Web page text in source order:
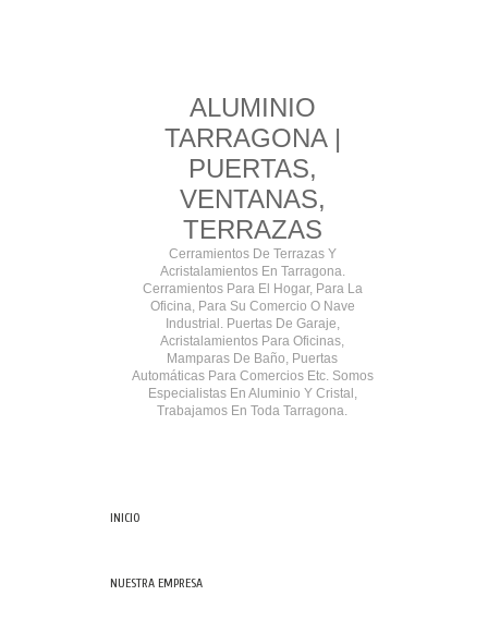
ALUMINIO
TARRAGONA |
PUERTAS,
VENTANAS,
TERRAZAS
Cerramientos De Terrazas Y
Acristalamientos En Tarragona.
Cerramientos Para El Hogar, Para La
Oficina, Para Su Comercio O Nave
Industrial. Puertas De Garaje,
Acristalamientos Para Oficinas,
Mamparas De Baño, Puertas
Automáticas Para Comercios Etc. Somos
Especialistas En Aluminio Y Cristal,
Trabajamos En Toda Tarragona.
INICIO
NUESTRA EMPRESA